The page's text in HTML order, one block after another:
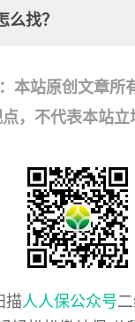
么找？
本站原创文章所
，不代表本站
描人人保公众号